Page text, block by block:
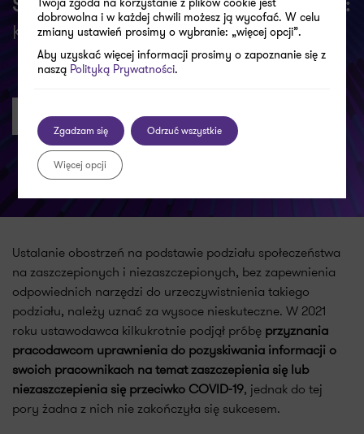
Skorzystaj z naszych usług w zakresie:
Kancelaria prawna
Dowiedz się więcej
Ustalanie obostrzeń na podstawie podziału społeczeństwa
na zaszczepionych i niezaszczepionych, bez zapewnienia
odpowiednich narzędzi do urzeczywistnienia takiego
podziału, należy uznać za wysoce nieskuteczne. W 2021
roku ustawodawca kilkukrotnie podjął próbę przyznania
pracodawcom uprawnienia do pozyskiwania informacji o
swoich pracownikach na temat zaszczepienia się lub
niezaszczepienia się przeciwko COVID-19, jednak do tej
pory żadna z nich nie zakończyła się sukcesem.
dobrowolna i w każdej chwili możesz ją wycofać. W celu
zmiany ustawień prosimy o wybranie: „więcej opcji”.
Aby uzyskać więcej informacji prosimy o zapoznanie się z
naszą Polityką Prywatności.
Zgadzam się Odrzuć wszystkie
Więcej opcji